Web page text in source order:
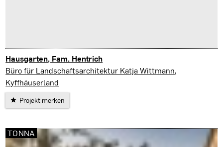
Hausgarten, Fam. Hentrich
Mühlhausen
Büro für Landschaftsarchitektur Katja Wittmann,
Kyffhäuserland
Projekt merken
TONNA